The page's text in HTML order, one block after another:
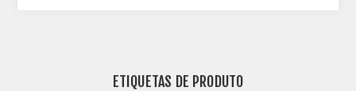
ETIQUETAS DE PRODUTO